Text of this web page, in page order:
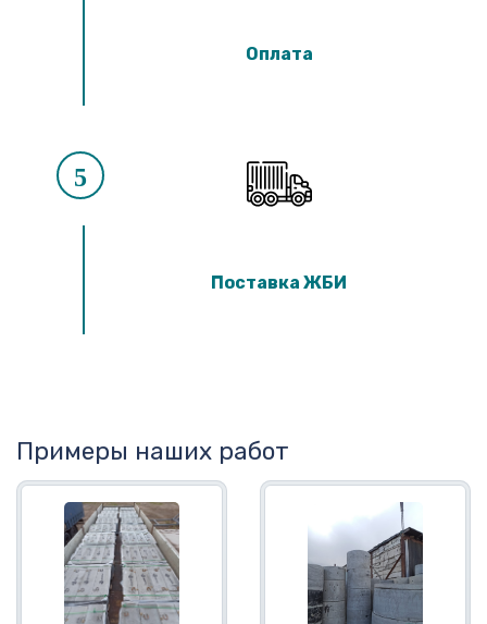
Оплата
5
Поставка ЖБИ
Примеры наших работ